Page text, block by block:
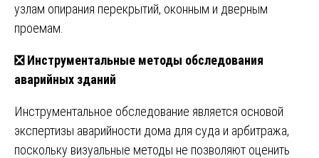
узлам опирания перекрытий, оконным и дверным
проемам.
❎Инструментальные методы обследования
аварийных зданий
Инструментальное обследование является основой
экспертизы аварийности дома для суда и арбитража,
поскольку визуальные методы не позволяют оценить